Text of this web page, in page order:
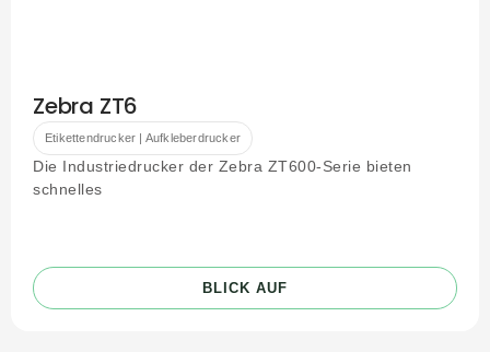
Zebra ZT6
Etikettendrucker | Aufkleberdrucker
Die Industriedrucker der Zebra ZT600-Serie bieten
schnelles
BLICK AUF